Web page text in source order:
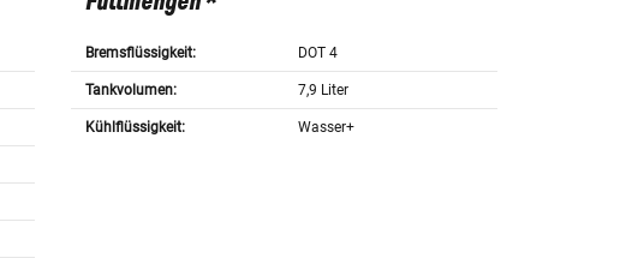
Bremsflüssigkeit: DOT 4
Tankvolumen: 7,9 Liter
Kühlflüssigkeit: Wasser+